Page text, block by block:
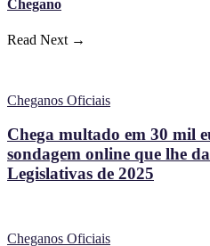
Chegano
Read Next →
Cheganos Oficiais
Chega multado em 30 mil
sondagem online que lhe
Legislativas de 2025
Cheganos Oficiais